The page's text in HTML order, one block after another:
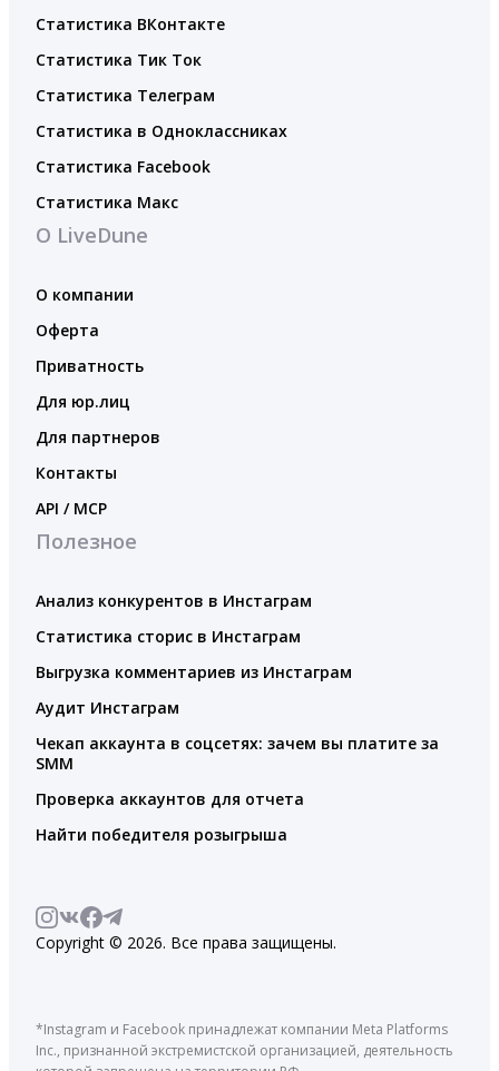
Статистика ВКонтакте
Статистика Тик Ток
Статистика Телеграм
Статистика в Одноклассниках
Статистика Facebook
Статистика Макс
О LiveDune
О компании
Оферта
Приватность
Для юр.лиц
Для партнеров
Контакты
API / MCP
Полезное
Анализ конкурентов в Инстаграм
Статистика сторис в Инстаграм
Выгрузка комментариев из Инстаграм
Аудит Инстаграм
Чекап аккаунта в соцсетях: зачем вы платите за
SMM
Проверка аккаунтов для отчета
Найти победителя розыгрыша
Copyright © 2026. Все права защищены.
*Instagram и Facebook принадлежат компании Meta Platforms
Inc., признанной экстремистской организацией, деятельность